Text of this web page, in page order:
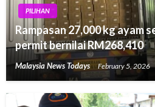
PILIHAN
Rampasan 27,000 kg ayam
permit bernilai RM268,410
Malaysia News Todays February 5, 2026